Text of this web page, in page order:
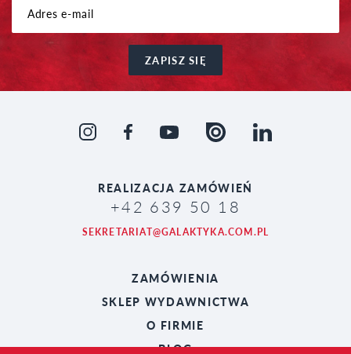
ZAPISZ SIĘ
REALIZACJA ZAMÓWIEŃ
+42 639 50 18
SEKRETARIAT@GALAKTYKA.COM.PL
ZAMÓWIENIA
SKLEP WYDAWNICTWA
O FIRMIE
BLOG